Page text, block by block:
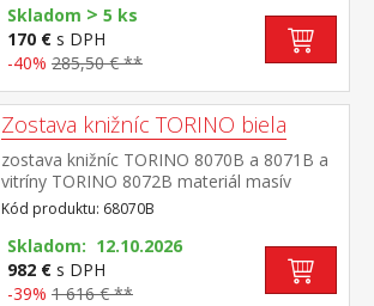
Skladom > 5 ks
170 € s DPH
-40% 285,50 € **
Zostava knižníc TORINO biela
zostava knižníc TORINO 8070B a 8071B a
vitríny TORINO 8072B materiál masív
borovica, farebné prevedenie biely
lak knižnica 8070B: štyri police knižnica
8071B: tri police, dve zásuvky s kovovými
pojazdmi vitrína 8072B: dvoje čiastočne
presklené dvere, štyri police rozmer knižnice
Kód produktu: 68070B
Skladom: 12.10.2026
982 € s DPH
-39% 1 616 € **